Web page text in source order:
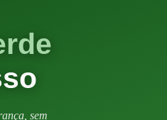
sem